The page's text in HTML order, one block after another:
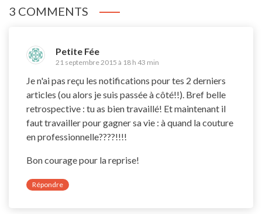
3 COMMENTS
Petite Fée
21 septembre 2015 à 18 h 43 min
Je n'ai pas reçu les notifications pour tes 2 derniers
articles (ou alors je suis passée à côté!!). Bref belle
retrospective : tu as bien travaillé! Et maintenant il
faut travailler pour gagner sa vie : à quand la couture
en professionnelle????!!!!
Bon courage pour la reprise!
Répondre